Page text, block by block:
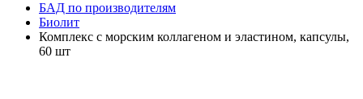
БАД по производителям
Биолит
Комплекс с морским коллагеном и эластином, капсулы,
60 шт